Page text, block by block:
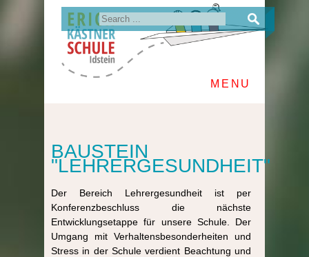
MENU
BAUSTEIN
"LEHRERGESUNDHEIT"
Der Bereich Lehrergesundheit ist per
Konferenzbeschluss die nächste
Entwicklungsetappe für unsere Schule. Der
Umgang mit Verhaltensbesonderheiten und
Stress in der Schule verdient Beachtung und